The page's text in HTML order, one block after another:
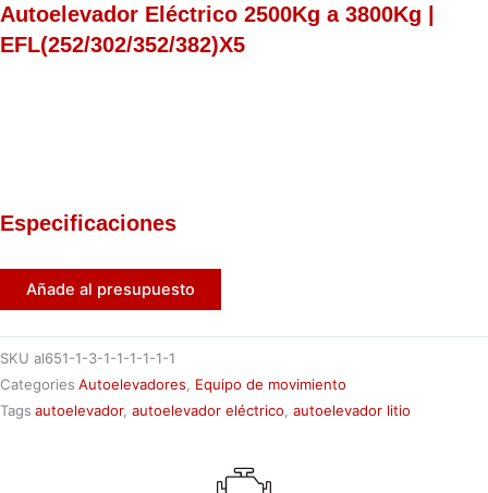
Autoelevador Eléctrico 2500Kg a 3800Kg |
EFL(252/302/352/382)X5
Especificaciones
Añade al presupuesto
SKU al651-1-3-1-1-1-1-1-1
Categories Autoelevadores
Equipo de movimiento
Tags autoelevador, autoelevador eléctrico autoelevador litio